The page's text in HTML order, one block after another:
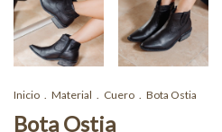
Inicio Material Cuero Bota Ostia
Bota Ostia